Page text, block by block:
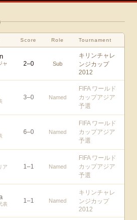
Score Role Tournament
ャ
2–0 Sub
キリンチャレ
ンジカップ
2012
3–0 Named
FIFA ワールド
カップアジア
予選
6–0 Named
FIFA ワールド
カップアジア
予選
ア
1–1 Named
FIFA ワールド
カップアジア
予選
表 1–1 Named
キリンチャレ
ンジカップ
2012